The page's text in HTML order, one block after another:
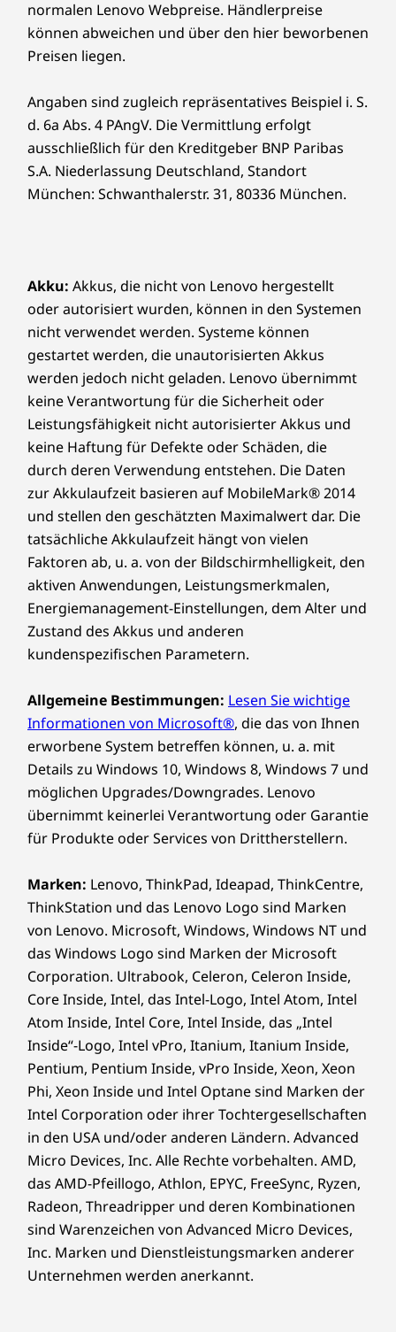
normalen Lenovo Webpreise. Händlerpreise
können abweichen und über den hier beworbenen
Preisen liegen.
Angaben sind zugleich repräsentatives Beispiel i. S.
d. 6a Abs. 4 PAngV. Die Vermittlung erfolgt
ausschließlich für den Kreditgeber BNP Paribas
S.A. Niederlassung Deutschland, Standort
München: Schwanthalerstr. 31, 80336 München.
Akku: Akkus, die nicht von Lenovo hergestellt
oder autorisiert wurden, können in den Systemen
nicht verwendet werden. Systeme können
gestartet werden, die unautorisierten Akkus
werden jedoch nicht geladen. Lenovo übernimmt
keine Verantwortung für die Sicherheit oder
Leistungsfähigkeit nicht autorisierter Akkus und
keine Haftung für Defekte oder Schäden, die
durch deren Verwendung entstehen. Die Daten
zur Akkulaufzeit basieren auf MobileMark® 2014
und stellen den geschätzten Maximalwert dar. Die
tatsächliche Akkulaufzeit hängt von vielen
Faktoren ab, u. a. von der Bildschirmhelligkeit, den
aktiven Anwendungen, Leistungsmerkmalen,
Energiemanagement-Einstellungen, dem Alter und
Zustand des Akkus und anderen
kundenspezifischen Parametern.
Allgemeine Bestimmungen: Lesen Sie wichtige
Informationen von Microsoft®, die das von Ihnen
erworbene System betreffen können, u. a. mit
Details zu Windows 10, Windows 8, Windows 7 und
möglichen Upgrades/Downgrades. Lenovo
übernimmt keinerlei Verantwortung oder Garantie
für Produkte oder Services von Drittherstellern.
Marken: Lenovo, ThinkPad, Ideapad, ThinkCentre,
ThinkStation und das Lenovo Logo sind Marken
von Lenovo. Microsoft, Windows, Windows NT und
das Windows Logo sind Marken der Microsoft
Corporation. Ultrabook, Celeron, Celeron Inside,
Core Inside, Intel, das Intel-Logo, Intel Atom, Intel
Atom Inside, Intel Core, Intel Inside, das „Intel
Inside“-Logo, Intel vPro, Itanium, Itanium Inside,
Pentium, Pentium Inside, vPro Inside, Xeon, Xeon
Phi, Xeon Inside und Intel Optane sind Marken der
Intel Corporation oder ihrer Tochtergesellschaften
in den USA und/oder anderen Ländern. Advanced
Micro Devices, Inc. Alle Rechte vorbehalten. AMD,
das AMD-Pfeillogo, Athlon, EPYC, FreeSync, Ryzen,
Radeon, Threadripper und deren Kombinationen
sind Warenzeichen von Advanced Micro Devices,
Inc. Marken und Dienstleistungsmarken anderer
Unternehmen werden anerkannt.